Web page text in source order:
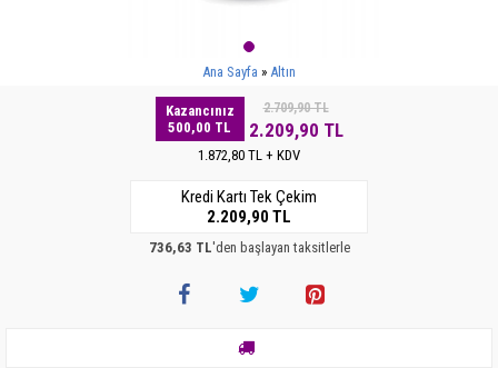
Ana Sayfa Altın
Kazancınız
500,00 TL
2.709,90 TL
2.209,90 TL
1.872,80 TL + KDV
Kredi Kartı Tek Çekim
2.209,90 TL
736,63 TL'den başlayan taksitlerle